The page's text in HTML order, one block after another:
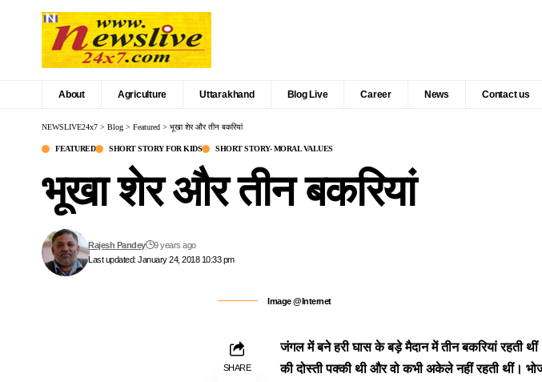
About Agriculture Uttarakhand Blog Live Career News Contact us
NEWSLIVE24x7 > Blog > Featured > भूखा शेर और तीन बकरियां
FEATURED SHORT STORY FOR KIDS SHORT STORY- MORAL VALUES
भूखा शेर और तीन बकरियां
Last updated: January 24, 2018 10:33 pm
Rajesh Pandey 9 years ago
Image @Internet
SHARE
जंगल में बने हरी घास के बड़े मैदान में तीन बकरियां रहती
की दोस्ती पक्की थी और वो कभी अकेले नहीं रहती थीं।